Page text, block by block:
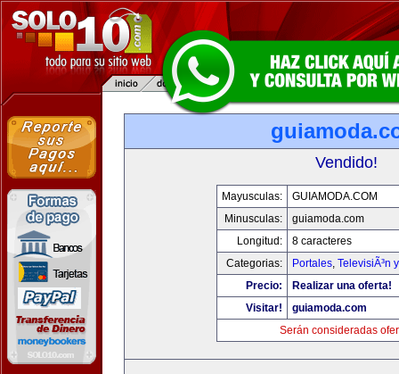
Vendido!
Mayusculas:
GUIAMODA.COM
Minusculas:
guiamoda.com
Longitud:
8 caracteres
Categorias:
Portales, TelevisiÃ³n
Precio:
Realizar una oferta!
Visitar!
guiamoda.com
Serán consideradas